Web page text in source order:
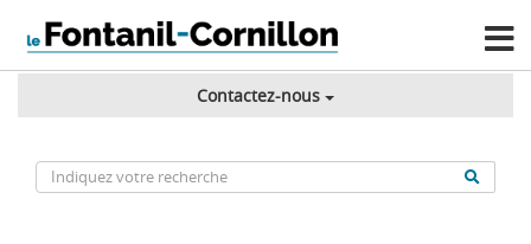
Contactez-nous